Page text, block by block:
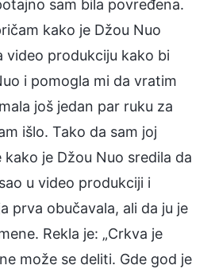
sam bila povređena.
kako je Džou Nuo
video produkciju kako bi
i pomogla mi da vratim
još jedan par ruku za
išlo. Tako da sam joj
je Džou Nuo sredila da
u video produkciji i
prva obučavala, ali da ju je
Rekla je: „Crkva je
može se deliti. Gde god je